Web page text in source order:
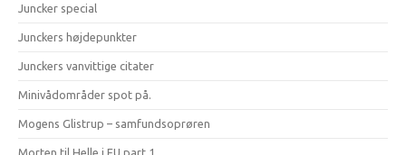
Juncker special
Junckers højdepunkter
Junckers vanvittige citater
Minivådområder spot på.
Mogens Glistrup – samfundsoprøren
Morten til Helle i EU part 1